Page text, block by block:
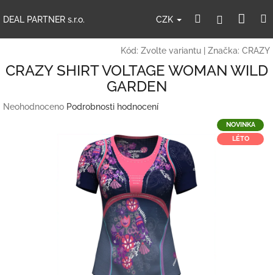
naDEAL PARTNER s.r.o. CZK HledatPřihlášení
Kód: Zvolte variantu Značka: CRAZY
CRAZY SHIRT VOLTAGE WOMAN WILD
GARDEN
Průměrné
Neohodnoceno Podrobnosti hodnocení
NOVINKA
LÉTO